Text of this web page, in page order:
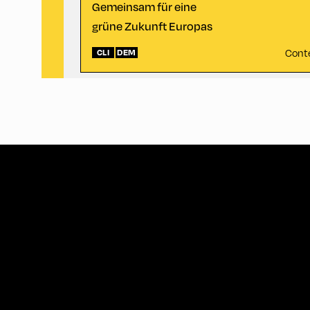
Gemeinsam für eine
grüne Zukunft Europas
CLI DEM